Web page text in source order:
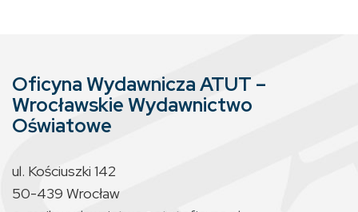
Oficyna Wydawnicza ATUT –
Wrocławskie Wydawnictwo
Oświatowe
ul. Kościuszki 142
50-439 Wrocław